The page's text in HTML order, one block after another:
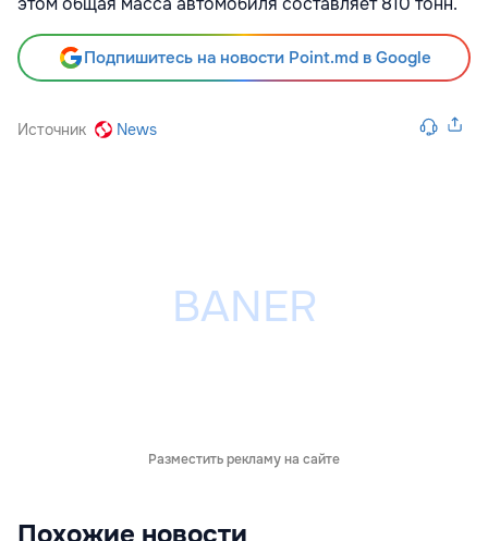
Подпишитесь на новости Point.md в Google
Источник News
Разместить рекламу на сайте
Похожие новости